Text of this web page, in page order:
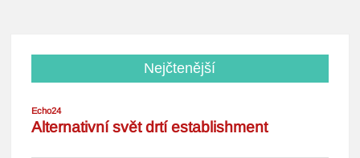
Nejčtenější